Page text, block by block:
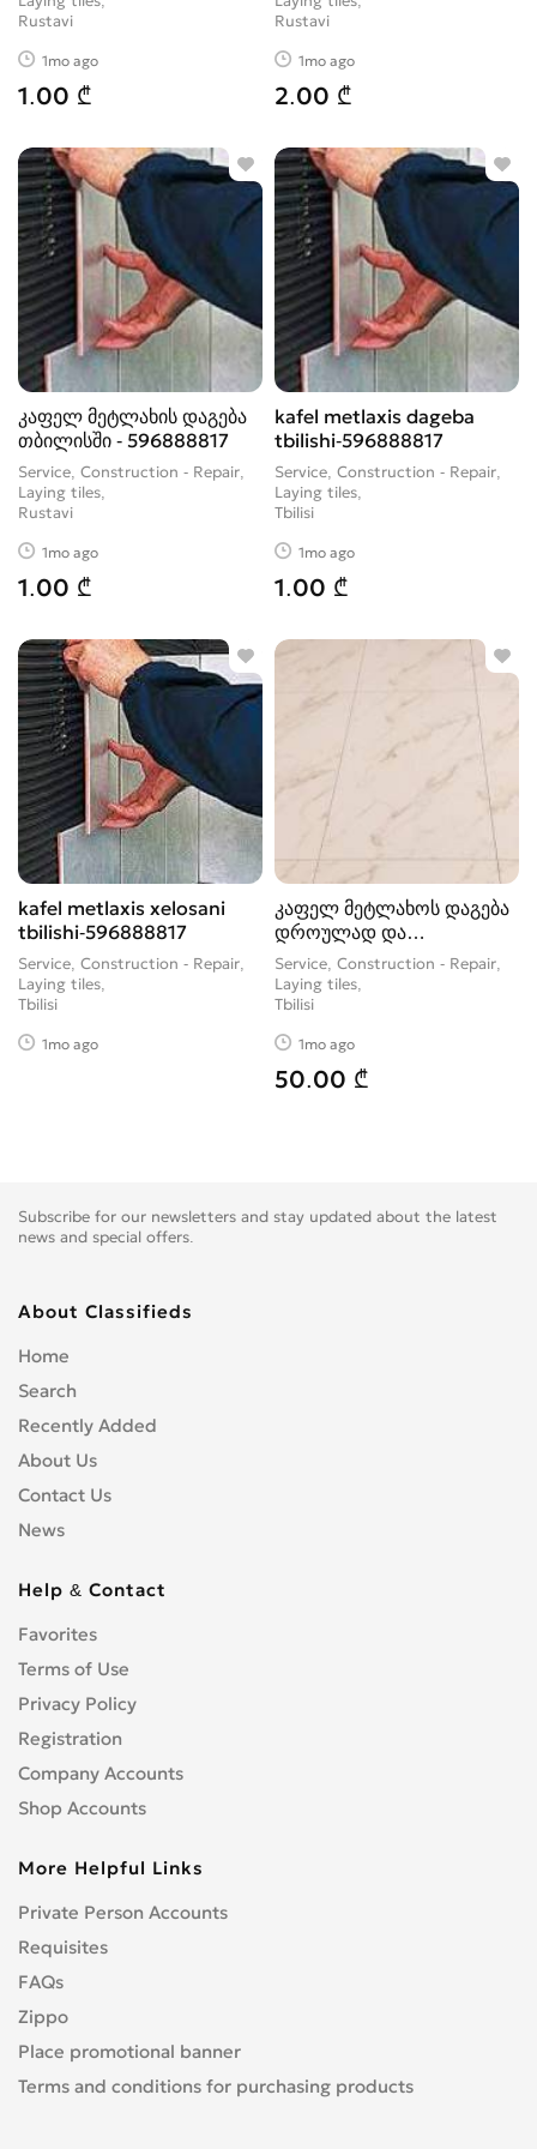
Rustavi
1mo ago
1.00 ₾
Rustavi
1mo ago
2.00 ₾
კაფელ მეტლახის დაგება
თბილისში - 596888817
Service, Construction - Repair,
Laying tiles
Rustavi
1mo ago
1.00 ₾
kafel metlaxis dageba
tbilishi-596888817
Service, Construction - Repair,
Laying tiles
Tbilisi
1mo ago
1.00 ₾
kafel metlaxis xelosani
tbilishi-596888817
Service, Construction - Repair,
Laying tiles
Tbilisi
1mo ago
კაფელ მეტლახოს დაგება
დროულად და
ხარისხიანად და ხა
Service, Construction - Repair,
Laying tiles
Tbilisi
1mo ago
50.00 ₾
Subscribe for our newsletters and stay updated about the latest
news and special offers.
About Classifieds
Home
Search
Recently Added
About Us
Contact Us
News
Help & Contact
Favorites
Terms of Use
Privacy Policy
Registration
Company Accounts
Shop Accounts
More Helpful Links
Private Person Accounts
Requisites
FAQs
Zippo
Place promotional banner
Terms and conditions for purchasing products